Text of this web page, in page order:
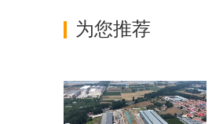
为您推荐